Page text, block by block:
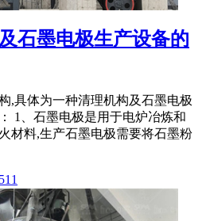
石墨电极生产设备的
,具体为一种清理机构及石墨电极
1、石墨电极是用于电炉冶炼和
材料,生产石墨电极需要将石墨粉